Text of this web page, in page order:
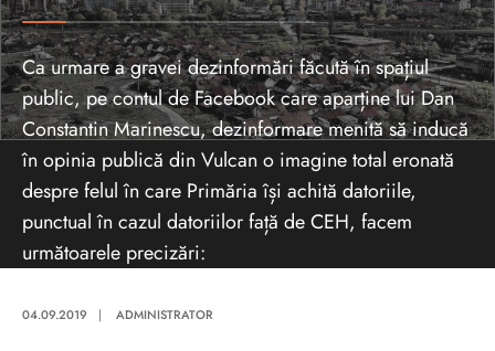
Ca urmare a gravei dezinformări făcută în spațiul
public, pe contul de Facebook care aparține lui Dan
Constantin Marinescu, dezinformare menită să inducă
în opinia publică din Vulcan o imagine total eronată
despre felul în care Primăria își achită datoriile,
punctual în cazul datoriilor față de CEH, facem
următoarele precizări:
04.09.2019 | ADMINISTRATOR